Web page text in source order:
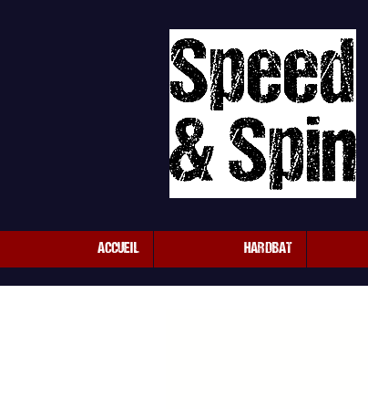
ACCUEIL HARDBAT